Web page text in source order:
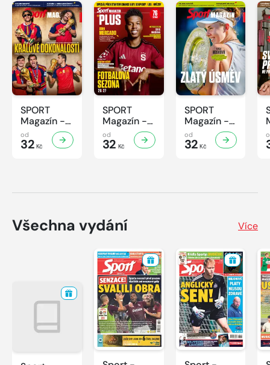
SPORT
Magazín -
31/2026
od
32 Kč
SPORT
Magazín -
30/2026
od
32 Kč
SPORT
Magazín -
29/2026
od
32 Kč
Všechna vydání Více